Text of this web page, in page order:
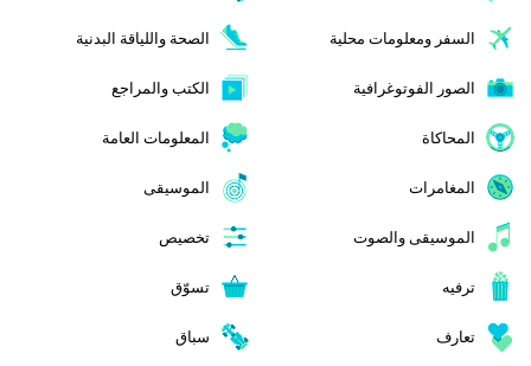
السفر ومعلومات محلية الصحة واللياقة البدنية
الصور الفوتوغرافية الكتب والمراجع
المحاكاة المعلومات العامة
المغامرات الموسيقى
الموسيقى والصوت تخصيص
ترفيه تسوّق
تعارف سباق